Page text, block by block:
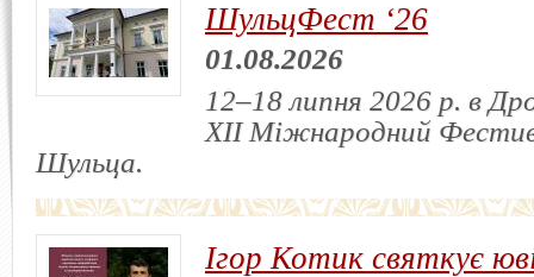
ШульцФест ‘26
01.08.2026
12–18 липня 2026 р. в
XII Міжнародний
Шульца.
Ігор Котик святкує